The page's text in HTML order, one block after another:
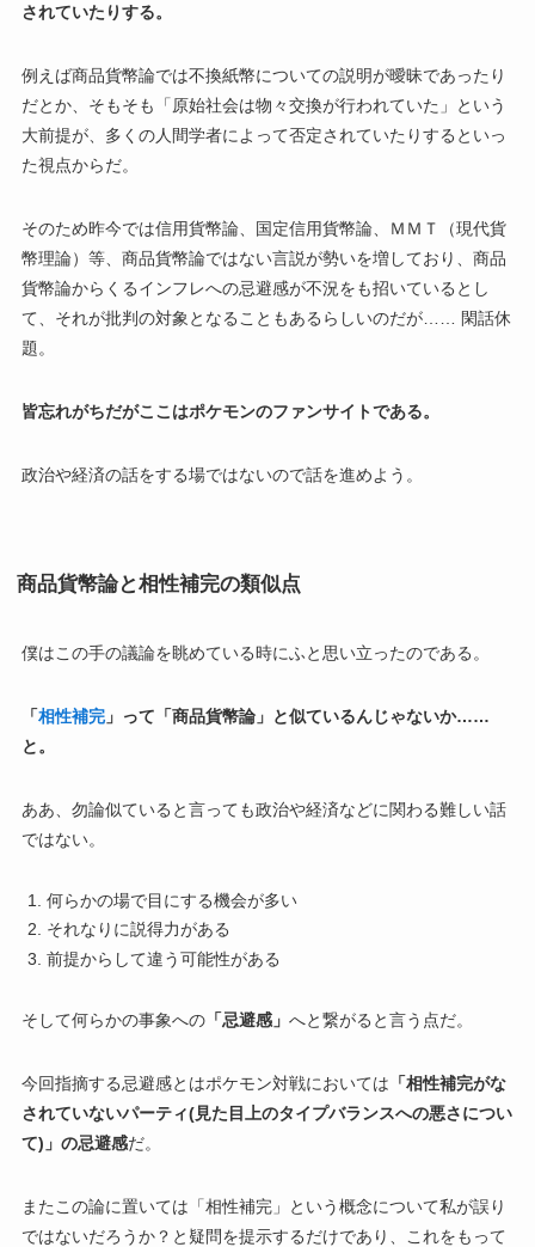
されていたりする。
例えば商品貨幣論では不換紙幣についての説明が曖昧であったり
だとか、そもそも「原始社会は物々交換が行われていた」という
大前提が、多くの人間学者によって否定されていたりするといっ
た視点からだ。
そのため昨今では信用貨幣論、国定信用貨幣論、ＭＭＴ（現代貨
幣理論）等、商品貨幣論ではない言説が勢いを増しており、商品
貨幣論からくるインフレへの忌避感が不況をも招いているとし
て、それが批判の対象となることもあるらしいのだが…… 閑話休
題。
皆忘れがちだがここはポケモンのファンサイトである。
政治や経済の話をする場ではないので話を進めよう。
商品貨幣論と相性補完の類似点
僕はこの手の議論を眺めている時にふと思い立ったのである。
「相性補完」って「商品貨幣論」と似ているんじゃないか……
と。
ああ、勿論似ていると言っても政治や経済などに関わる難しい話
ではない。
何らかの場で目にする機会が多い
それなりに説得力がある
前提からして違う可能性がある
そして何らかの事象への「忌避感」 へと繋がると言う点だ。
今回指摘する忌避感とはポケモン対戦においては 「相性補完がな
されていないパーティ(見た目上のタイプバランスへの悪さについ
て)」の忌避感だ。
またこの論に置いては「相性補完」という概念について私が誤り
ではないだろうか？と疑問を提示するだけであり、これをもって